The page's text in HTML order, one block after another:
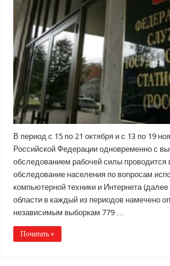
В период с 15 по 21 октября и с 13 по 19
Российской Федерации одновременно с
обследованием рабочей силы проводится
обследование населения по вопросам
компьютерной техники и Интернета
области в каждый из периодов намечено
независимым выборкам 779 …
Почитать »